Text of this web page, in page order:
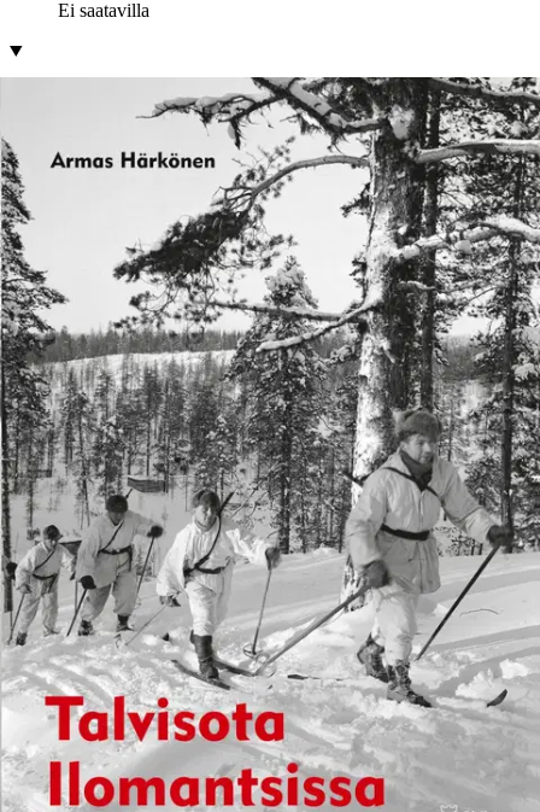
Ei saatavilla
Tuotekuvaus
Talvisota Ilomantsissa Ilomantsi on ainoa paikkakunta Suomessa,
jossa on käyty suuria, divisioonatason taisteluja niin talvi- kuin
jatkosodassakin. Sotapäiväkirjoista selviää, kuinka usein esimerkiksi
talvisodassa on ollut hiuskarvan varassa tai jopa sattumasta kiinni,
että vihollisen eteneminen saatiin pysäytettyä. Näitä täpäriä
pelastumisia oli luonnollisesti jokaisella rintamalohkolla etelästä
pohjoiseen.Keneltä Suomen valtiojohto sai tiedon Hitlerin ja Stalin
salaisesta etupiirijaosta? Kuinka neuvostojoukkojen hyökkäysaikeet
ja lopulta niiden koko paljastuivat itärajalla Ilomantsin pitäjän
kohdalla? Ilomantsin paikallispäälliköt aloittivat rajakylien
evakuoinnin jo ennen virallista käskyä omalla vastuullaan. Kuinka
evakuointi sujui? Miten Putkelan Heikki Turpeinen pakeni
vangitsijoiltaan? Paljonko neuvostoarmeijan kaatuneita nukkuu
ikiuntaan ilomantsilaisessa korpimaisemassa? Missä kapteeni
Kozlov tapasi matkansa pään Taivallammen taistelun jälkeen? Mitä
kaikkea autonkuljettaja Kervisen karkumatkalla oikein tapahtui?
Molotovin coctaililla tuhottiin vihollisen panssarikalustoa, mutta mitä
tarjoili Molotov leipäkoristaan? Millaisia olivat todellisuudessa
talvisodan paukkupakkaset? Talvisota Ilomantsissa - kirja antaa
vastauksia! Se kertoo evakkojen kokemuksista ja talvisodan
tapahtumista haastattelujen, päivittäisten sotapäiväkirjojen
merkintöjen ja erikoisartikkeleiden avulla. Kirja kertoo taisteluista,
taistelijoista ja heidän päälliköistään Ilomantsia halkovan valtaväylän
- Koitajoen rannoilla. Sodassa useat menettivät henkensä ja vielä
useammat terveytensä. Ilomantsin alueesta kolmannes jouduttiin
luovuttamaan itäiselle naapurille. Mutta maan itsenäisyys säilyi!
Näytä lisää tuotekuvausta